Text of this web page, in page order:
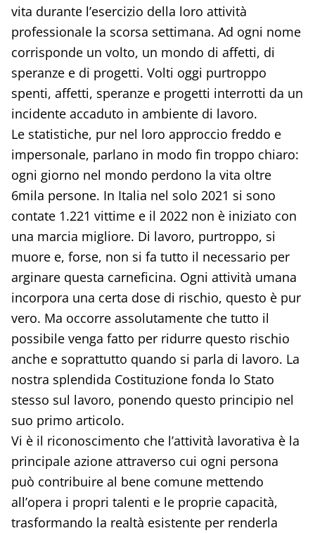
vita durante l’esercizio della loro attività
professionale la scorsa settimana. Ad ogni nome
corrisponde un volto, un mondo di affetti, di
speranze e di progetti. Volti oggi purtroppo
spenti, affetti, speranze e progetti interrotti da un
incidente accaduto in ambiente di lavoro.
Le statistiche, pur nel loro approccio freddo e
impersonale, parlano in modo fin troppo chiaro:
ogni giorno nel mondo perdono la vita oltre
6mila persone. In Italia nel solo 2021 si sono
contate 1.221 vittime e il 2022 non è iniziato con
una marcia migliore. Di lavoro, purtroppo, si
muore e, forse, non si fa tutto il necessario per
arginare questa carneficina. Ogni attività umana
incorpora una certa dose di rischio, questo è pur
vero. Ma occorre assolutamente che tutto il
possibile venga fatto per ridurre questo rischio
anche e soprattutto quando si parla di lavoro. La
nostra splendida Costituzione fonda lo Stato
stesso sul lavoro, ponendo questo principio nel
suo primo articolo.
Vi è il riconoscimento che l’attività lavorativa è la
principale azione attraverso cui ogni persona
può contribuire al bene comune mettendo
all’opera i propri talenti e le proprie capacità,
trasformando la realtà esistente per renderla